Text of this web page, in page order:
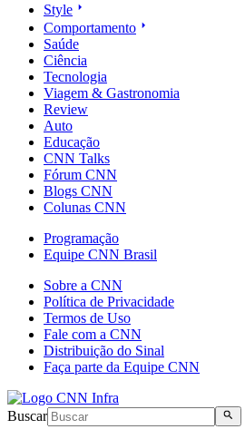
Style
Comportamento
Saúde
Ciência
Tecnologia
Viagem & Gastronomia
Review
Auto
Educação
CNN Talks
Fórum CNN
Blogs CNN
Colunas CNN
Programação
Equipe CNN Brasil
Sobre a CNN
Política de Privacidade
Termos de Uso
Fale com a CNN
Distribuição do Sinal
Faça parte da Equipe CNN
Buscar